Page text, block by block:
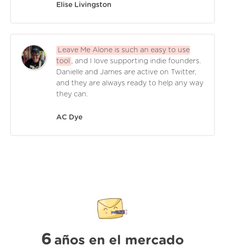
Elise Livingston
Leave Me Alone is such an easy to use
tool , and I love supporting indie founders.
Danielle and James are active on Twitter,
and they are always ready to help any way
they can.
AC Dye
6 años en el mercado